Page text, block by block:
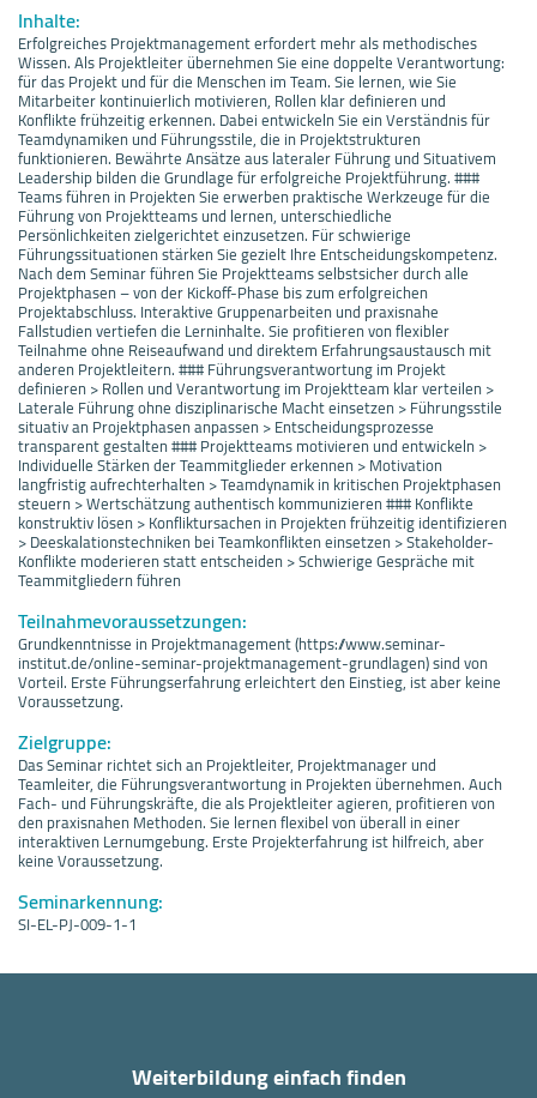
Inhalte:
Erfolgreiches Projektmanagement erfordert mehr als methodisches
Wissen. Als Projektleiter übernehmen Sie eine doppelte Verantwortung:
für das Projekt und für die Menschen im Team. Sie lernen, wie Sie
Mitarbeiter kontinuierlich motivieren, Rollen klar definieren und
Konflikte frühzeitig erkennen. Dabei entwickeln Sie ein Verständnis für
Teamdynamiken und Führungsstile, die in Projektstrukturen
funktionieren. Bewährte Ansätze aus lateraler Führung und Situativem
Leadership bilden die Grundlage für erfolgreiche Projektführung. ###
Teams führen in Projekten Sie erwerben praktische Werkzeuge für die
Führung von Projektteams und lernen, unterschiedliche
Persönlichkeiten zielgerichtet einzusetzen. Für schwierige
Führungssituationen stärken Sie gezielt Ihre Entscheidungskompetenz.
Nach dem Seminar führen Sie Projektteams selbstsicher durch alle
Projektphasen – von der Kickoff-Phase bis zum erfolgreichen
Projektabschluss. Interaktive Gruppenarbeiten und praxisnahe
Fallstudien vertiefen die Lerninhalte. Sie profitieren von flexibler
Teilnahme ohne Reiseaufwand und direktem Erfahrungsaustausch mit
anderen Projektleitern. ### Führungsverantwortung im Projekt
definieren > Rollen und Verantwortung im Projektteam klar verteilen >
Laterale Führung ohne disziplinarische Macht einsetzen > Führungsstile
situativ an Projektphasen anpassen > Entscheidungsprozesse
transparent gestalten ### Projektteams motivieren und entwickeln >
Individuelle Stärken der Teammitglieder erkennen > Motivation
langfristig aufrechterhalten > Teamdynamik in kritischen Projektphasen
steuern > Wertschätzung authentisch kommunizieren ### Konflikte
konstruktiv lösen > Konfliktursachen in Projekten frühzeitig identifizieren
> Deeskalationstechniken bei Teamkonflikten einsetzen > Stakeholder-
Konflikte moderieren statt entscheiden > Schwierige Gespräche mit
Teammitgliedern führen
Teilnahmevoraussetzungen:
Grundkenntnisse in Projektmanagement (https://www.seminar-
institut.de/online-seminar-projektmanagement-grundlagen) sind von
Vorteil. Erste Führungserfahrung erleichtert den Einstieg, ist aber keine
Voraussetzung.
Zielgruppe:
Das Seminar richtet sich an Projektleiter, Projektmanager und
Teamleiter, die Führungsverantwortung in Projekten übernehmen. Auch
Fach- und Führungskräfte, die als Projektleiter agieren, profitieren von
den praxisnahen Methoden. Sie lernen flexibel von überall in einer
interaktiven Lernumgebung. Erste Projekterfahrung ist hilfreich, aber
keine Voraussetzung.
Seminarkennung:
SI-EL-PJ-009-1-1
Weiterbildung einfach finden